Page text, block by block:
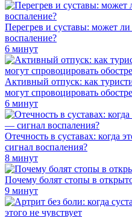
Перегрев и суставы: может
воспаление?
6 минут
Активный отпуск: как
могут спровоцировать
6 минут
Отечность в суставах: когда
сигнал воспаления?
8 минут
Почему болят стопы в
9 минут